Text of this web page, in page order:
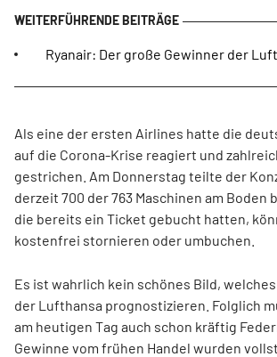
Ryanair: Der große Gewinner der
Als eine der ersten Airlines hatte die
auf die Corona-Krise reagiert und
gestrichen. Am Donnerstag teilte der
derzeit 700 der 763 Maschinen am Boden
die bereits ein Ticket gebucht hatten,
kostenfrei stornieren oder umbuchen.
Es ist wahrlich kein schönes Bild,
der Lufthansa prognostizieren. Folglich
am heutigen Tag auch schon kräftig
Gewinne vom frühen Handel wurden